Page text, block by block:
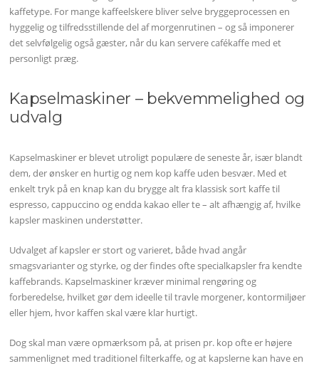
kaffetype. For mange kaffeelskere bliver selve bryggeprocessen en
hyggelig og tilfredsstillende del af morgenrutinen – og så imponerer
det selvfølgelig også gæster, når du kan servere cafékaffe med et
personligt præg.
Kapselmaskiner – bekvemmelighed og
udvalg
Kapselmaskiner er blevet utroligt populære de seneste år, især blandt
dem, der ønsker en hurtig og nem kop kaffe uden besvær. Med et
enkelt tryk på en knap kan du brygge alt fra klassisk sort kaffe til
espresso, cappuccino og endda kakao eller te – alt afhængig af, hvilke
kapsler maskinen understøtter.
Udvalget af kapsler er stort og varieret, både hvad angår
smagsvarianter og styrke, og der findes ofte specialkapsler fra kendte
kaffebrands. Kapselmaskiner kræver minimal rengøring og
forberedelse, hvilket gør dem ideelle til travle morgener, kontormiljøer
eller hjem, hvor kaffen skal være klar hurtigt.
Dog skal man være opmærksom på, at prisen pr. kop ofte er højere
sammenlignet med traditionel filterkaffe, og at kapslerne kan have en